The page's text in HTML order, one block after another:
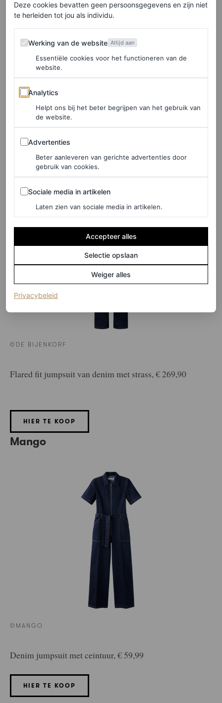
Denim jumpsuit met wijde broekspijpen, € 129,95
HIER TE KOOP
Liu Jo
©DE BIJENKORF
Flared fit jumpsuit van denim met strass, € 269,90
HIER TE KOOP
Mango
©MANGO
Denim jumpsuit met ceintuur, € 59,99
HIER TE KOOP
Deze cookies bevatten geen persoonsgegevens en zijn niet
te herleiden tot jou als individu.
Werking van de website
Werking van de website Altijd aan
Essentiële cookies voor het functioneren van de
website.
Analytics
Analytics
Helpt ons bij het beter begrijpen van het gebruik van
de website.
Advertenties
Advertenties
Beter aanleveren van gerichte advertenties door
gebruik van cookies.
Sociale media in artikelen
Sociale media in artikelen
Laten zien van sociale media in artikelen.
Accepteer alles
Selectie opslaan
Weiger alles
Privacybeleid